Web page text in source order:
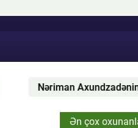
Nəriman Axundzadənin
Ən çox